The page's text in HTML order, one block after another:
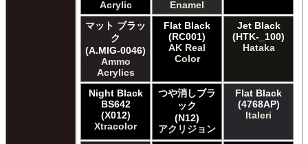
Acrylic
Enamel
マット ブラッ
ク
(A.MIG-0046)
Ammo
Acrylics
Flat Black
(RC001)
AK Real
Color
Jet Black
(HTK-_100)
Hataka
Night Black
BS642
(X012)
Xtracolor
つや消しブラ
ック
(N12)
アクリジョン
Flat Black
(4768AP)
Italeri